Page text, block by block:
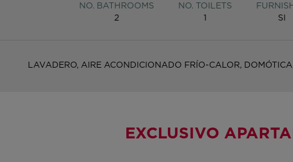
NO. BATHROOMS
2
NO. TOILETS
1
SI
LAVADERO, AIRE ACONDICIONADO FRÍO-CALOR,
EXCLUSIVO